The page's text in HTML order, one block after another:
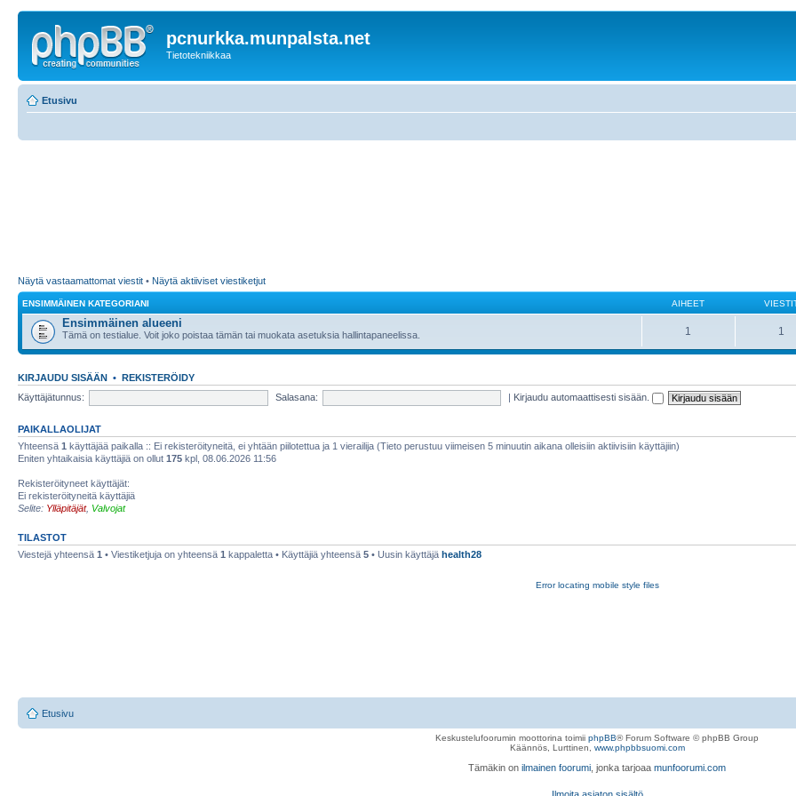
pcnurkka.munpalsta.net
Tietotekniikkaa
Etusivu
Näytä vastaamattomat viestit • Näytä aktiiviset viestiketjut
ENSIMMÄINEN KATEGORIANI AIHEET
Ensimmäinen alueeni
Tämä on testialue. Voit joko poistaa tämän tai muokata asetuksia hallintapaneelissa. 1 1
KIRJAUDU SISÄÄN • REKISTERÖIDY
Käyttäjätunnus:
Salasana: | Kirjaudu automaattisesti sisään.
PAIKALLAOLIJAT
Yhteensä 1 käyttäjää paikalla :: Ei rekisteröityneitä, ei yhtään piilotettua ja 1 vierailija (Tieto perustuu viimeisen 5 minuutin aikana olleisiin aktiivisiin käyttäjiin)
Eniten yhtaikaisia käyttäjiä on ollut 175 kpl, 08.06.2026 11:56
Rekisteröityneet käyttäjät:
Ei rekisteröityneitä käyttäjiä
Selite: Ylläpitäjät, Valvojat
TILASTOT
Viestejä yhteensä 1 • Viestiketjuja on yhteensä 1 kappaletta • Käyttäjiä yhteensä 5 • Uusin käyttäjä health28
Error locating mobile style files
Etusivu
Keskustelufoorumin moottorina toimii phpBB® Forum Software © phpBB Group
Käännös, Lurttinen, www.phpbbsuomi.com
Tämäkin on ilmainen foorumi , jonka tarjoaa munfoorumi.com